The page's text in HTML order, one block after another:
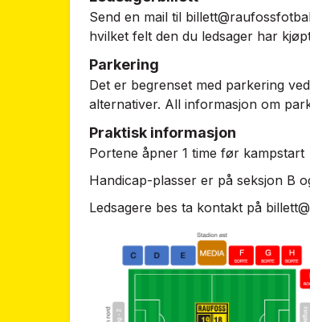
Send en mail til
hvilket felt den du ledsager har
Parkering
Det er begrenset med parkering
alternativer. All informasjon om
Praktisk informasjon
Portene åpner 1 time før kampstart
Handicap-plasser er på seksjon B
Ledsagere bes ta kontakt på